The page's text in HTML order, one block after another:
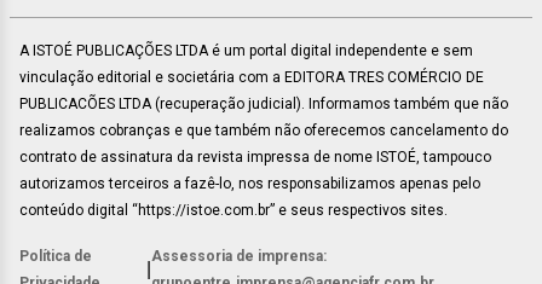
A ISTOÉ PUBLICAÇÕES LTDA é um portal digital independente e sem
vinculação editorial e societária com a EDITORA TRES COMÉRCIO DE
PUBLICACÕES LTDA (recuperação judicial). Informamos também que não
realizamos cobranças e que também não oferecemos cancelamento do
contrato de assinatura da revista impressa de nome ISTOÉ, tampouco
autorizamos terceiros a fazê-lo, nos responsabilizamos apenas pelo
conteúdo digital “https://istoe.com.br” e seus respectivos sites.
Política de
Assessoria de imprensa: